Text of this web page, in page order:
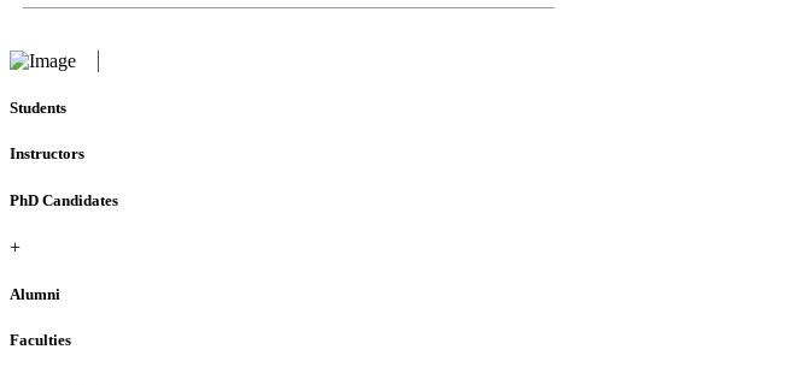
Students
Instructors
PhD Candidates
+
Alumni
Faculties